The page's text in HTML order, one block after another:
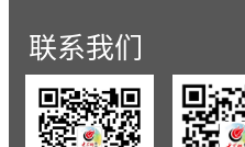
联系我们